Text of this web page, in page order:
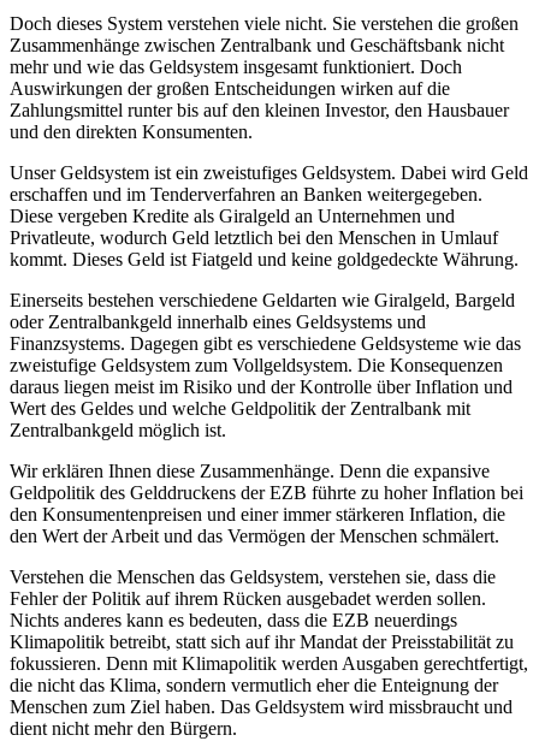
Doch dieses System verstehen viele nicht. Sie verstehen die großen
Zusammenhänge zwischen Zentralbank und Geschäftsbank nicht
mehr und wie das Geldsystem insgesamt funktioniert. Doch
Auswirkungen der großen Entscheidungen wirken auf die
Zahlungsmittel runter bis auf den kleinen Investor, den Hausbauer
und den direkten Konsumenten.
Unser Geldsystem ist ein zweistufiges Geldsystem. Dabei wird Geld
erschaffen und im Tenderverfahren an Banken weitergegeben.
Diese vergeben Kredite als Giralgeld an Unternehmen und
Privatleute, wodurch Geld letztlich bei den Menschen in Umlauf
kommt. Dieses Geld ist Fiatgeld und keine goldgedeckte Währung.
Einerseits bestehen verschiedene Geldarten wie Giralgeld, Bargeld
oder Zentralbankgeld innerhalb eines Geldsystems und
Finanzsystems. Dagegen gibt es verschiedene Geldsysteme wie das
zweistufige Geldsystem zum Vollgeldsystem. Die Konsequenzen
daraus liegen meist im Risiko und der Kontrolle über Inflation und
Wert des Geldes und welche Geldpolitik der Zentralbank mit
Zentralbankgeld möglich ist.
Wir erklären Ihnen diese Zusammenhänge. Denn die expansive
Geldpolitik des Gelddruckens der EZB führte zu hoher Inflation bei
den Konsumentenpreisen und einer immer stärkeren Inflation, die
den Wert der Arbeit und das Vermögen der Menschen schmälert.
Verstehen die Menschen das Geldsystem, verstehen sie, dass die
Fehler der Politik auf ihrem Rücken ausgebadet werden sollen.
Nichts anderes kann es bedeuten, dass die EZB neuerdings
Klimapolitik betreibt, statt sich auf ihr Mandat der Preisstabilität zu
fokussieren. Denn mit Klimapolitik werden Ausgaben gerechtfertigt,
die nicht das Klima, sondern vermutlich eher die Enteignung der
Menschen zum Ziel haben. Das Geldsystem wird missbraucht und
dient nicht mehr den Bürgern.